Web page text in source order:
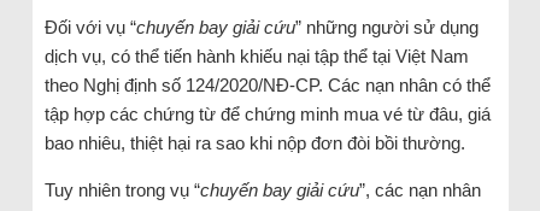
Đối với vụ “chuyến bay giải cứu” những người sử dụng
dịch vụ, có thể tiến hành khiếu nại tập thể tại Việt Nam
theo Nghị định số 124/2020/NĐ-CP. Các nạn nhân có thể
tập hợp các chứng từ để chứng minh mua vé từ đâu, giá
bao nhiêu, thiệt hại ra sao khi nộp đơn đòi bồi thường.
Tuy nhiên trong vụ “chuyến bay giải cứu”, các nạn nhân